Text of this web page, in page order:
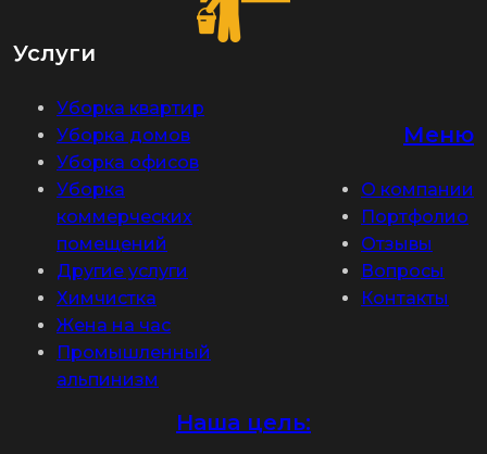
Услуги
Уборка квартир
Уборка домов
Уборка офисов
Уборка
коммерческих
помещений
Другие услуги
Химчистка
Жена на час
Промышленный
альпинизм
Меню
О компании
Портфолио
Отзывы
Вопросы
Контакты
Наша цель: